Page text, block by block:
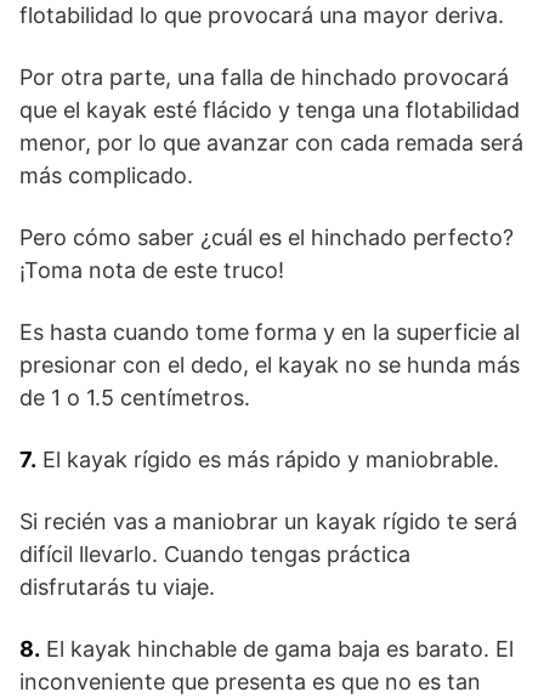
flotabilidad lo que provocará una mayor deriva.
Por otra parte, una falla de hinchado provocará
que el kayak esté flácido y tenga una flotabilidad
menor, por lo que avanzar con cada remada será
más complicado.
Pero cómo saber ¿cuál es el hinchado perfecto?
¡Toma nota de este truco!
Es hasta cuando tome forma y en la superficie al
presionar con el dedo, el kayak no se hunda más
de 1 o 1.5 centímetros.
7. El kayak rígido es más rápido y maniobrable.
Si recién vas a maniobrar un kayak rígido te será
difícil llevarlo. Cuando tengas práctica
disfrutarás tu viaje.
8. El kayak hinchable de gama baja es barato. El
inconveniente que presenta es que no es tan